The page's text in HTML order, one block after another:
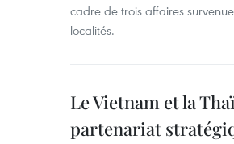
cadre de trois affaires
localités.
Le Vietnam et la
partenariat